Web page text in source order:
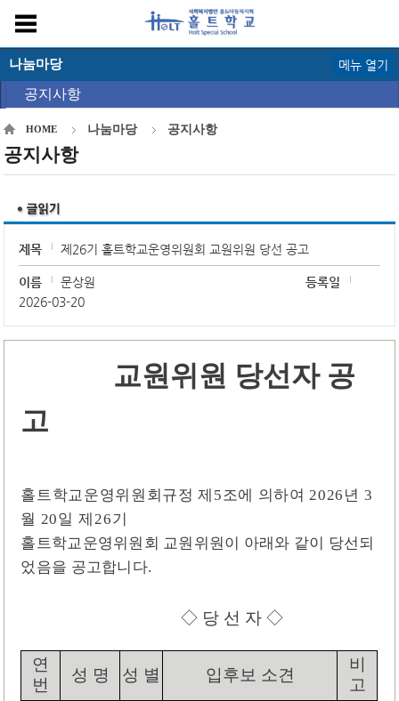
나눔마당
공지사항
메뉴 열기
HOME 나눔마당 공지사항
공지사항
제목 제26기 홀트학교운영위원회 교원위원 당선 공고
이름 문상원
등록일
2026-03-20
교원위원 당선자 공
고
홀트학교운영위원회규정 제 5조에 의하여2026 년 3
월 20일 제 26기
홀트학교운영위원회 교원위원이 아래와 같이 당선되
었음을 공고합니다.
◇ 당 선 자◇
연
번
성 명 성 별 입후보 소견
비
고